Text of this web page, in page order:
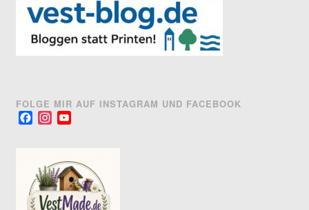
FOLGE MIR AUF INSTAGRAM UND FACEBOOK
FacebookInstagram